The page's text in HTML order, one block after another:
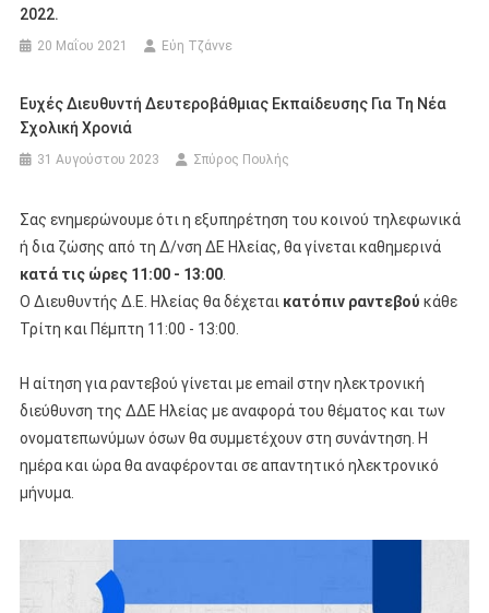
2022.
20 Μαΐου 2021 Εύη Τζάννε
Ευχές Διευθυντή Δευτεροβάθμιας Εκπαίδευσης Για Τη Νέα
Σχολική Χρονιά
31 Αυγούστου 2023 Σπύρος Πουλής
Σας ενημερώνουμε ότι η εξυπηρέτηση του κοινού τηλεφωνικά
ή δια ζώσης από τη Δ/νση ΔΕ Ηλείας, θα γίνεται καθημερινά
κατά τις ώρες 11:00 - 13:00.
Ο Διευθυντής Δ.Ε. Ηλείας θα δέχεται κατόπιν ραντεβού κάθε
Τρίτη και Πέμπτη 11:00 - 13:00.
Η αίτηση για ραντεβού γίνεται με email στην ηλεκτρονική
διεύθυνση της ΔΔΕ Ηλείας με αναφορά του θέματος και των
ονοματεπωνύμων όσων θα συμμετέχουν στη συνάντηση. Η
ημέρα και ώρα θα αναφέρονται σε απαντητικό ηλεκτρονικό
μήνυμα.